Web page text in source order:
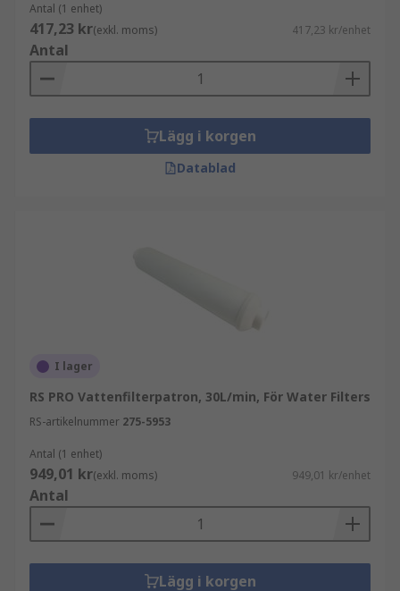
Antal (1 enhet)
417,23 kr(exkl. moms) 417,23 kr/enhet
Antal
Lägg i korgen
Datablad
I lager
RS PRO Vattenfilterpatron, 30L/min, För Water Filters
RS-artikelnummer 275-5953
Antal (1 enhet)
949,01 kr(exkl. moms) 949,01 kr/enhet
Antal
Lägg i korgen